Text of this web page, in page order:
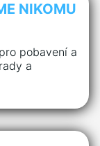
NIKOMU
pobavení a
a